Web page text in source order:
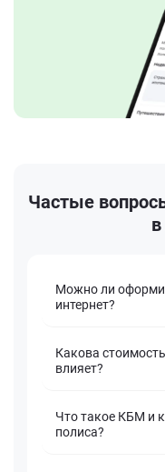
Частые
Можно ли
интернет?
Какова
влияет?
Что такое КБМ и
полиса?